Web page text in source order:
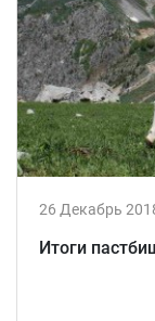
26 Декабрь
Итоги